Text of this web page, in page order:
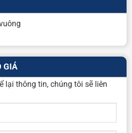
GIÁ
lại thông tin, chúng tôi sẽ liên